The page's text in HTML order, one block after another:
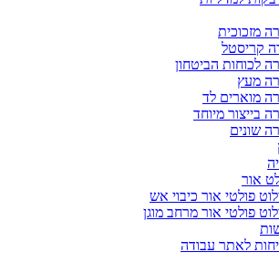
מזכוכית
קריסטל
לכוחות הביטחון
מעץ
מוארים לד
בייצור מיוחד
שונים
אור
פולטי אור כיבוי אש
פולטי אור מרחב מוגן
לאתר עבודה